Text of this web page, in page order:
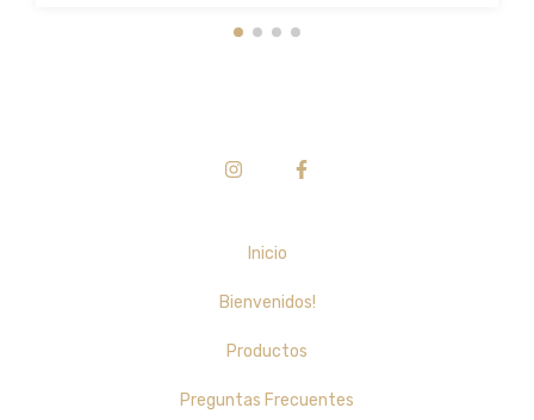
Inicio
Bienvenidos!
Productos
Preguntas Frecuentes